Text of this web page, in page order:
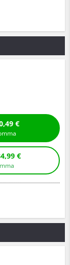
per 100,49 €
per 84,99 €